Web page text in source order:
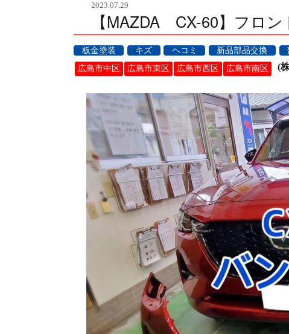
2023.07.29
【MAZDA CX-60】フロ
板金塗装 キズ ヘコミ 新品部品交換
広島市中区
広島市東区 広島市西区 広島市南区 (